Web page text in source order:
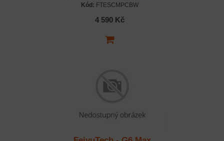
Kód: FTESCMPCBW
4 590 Kč